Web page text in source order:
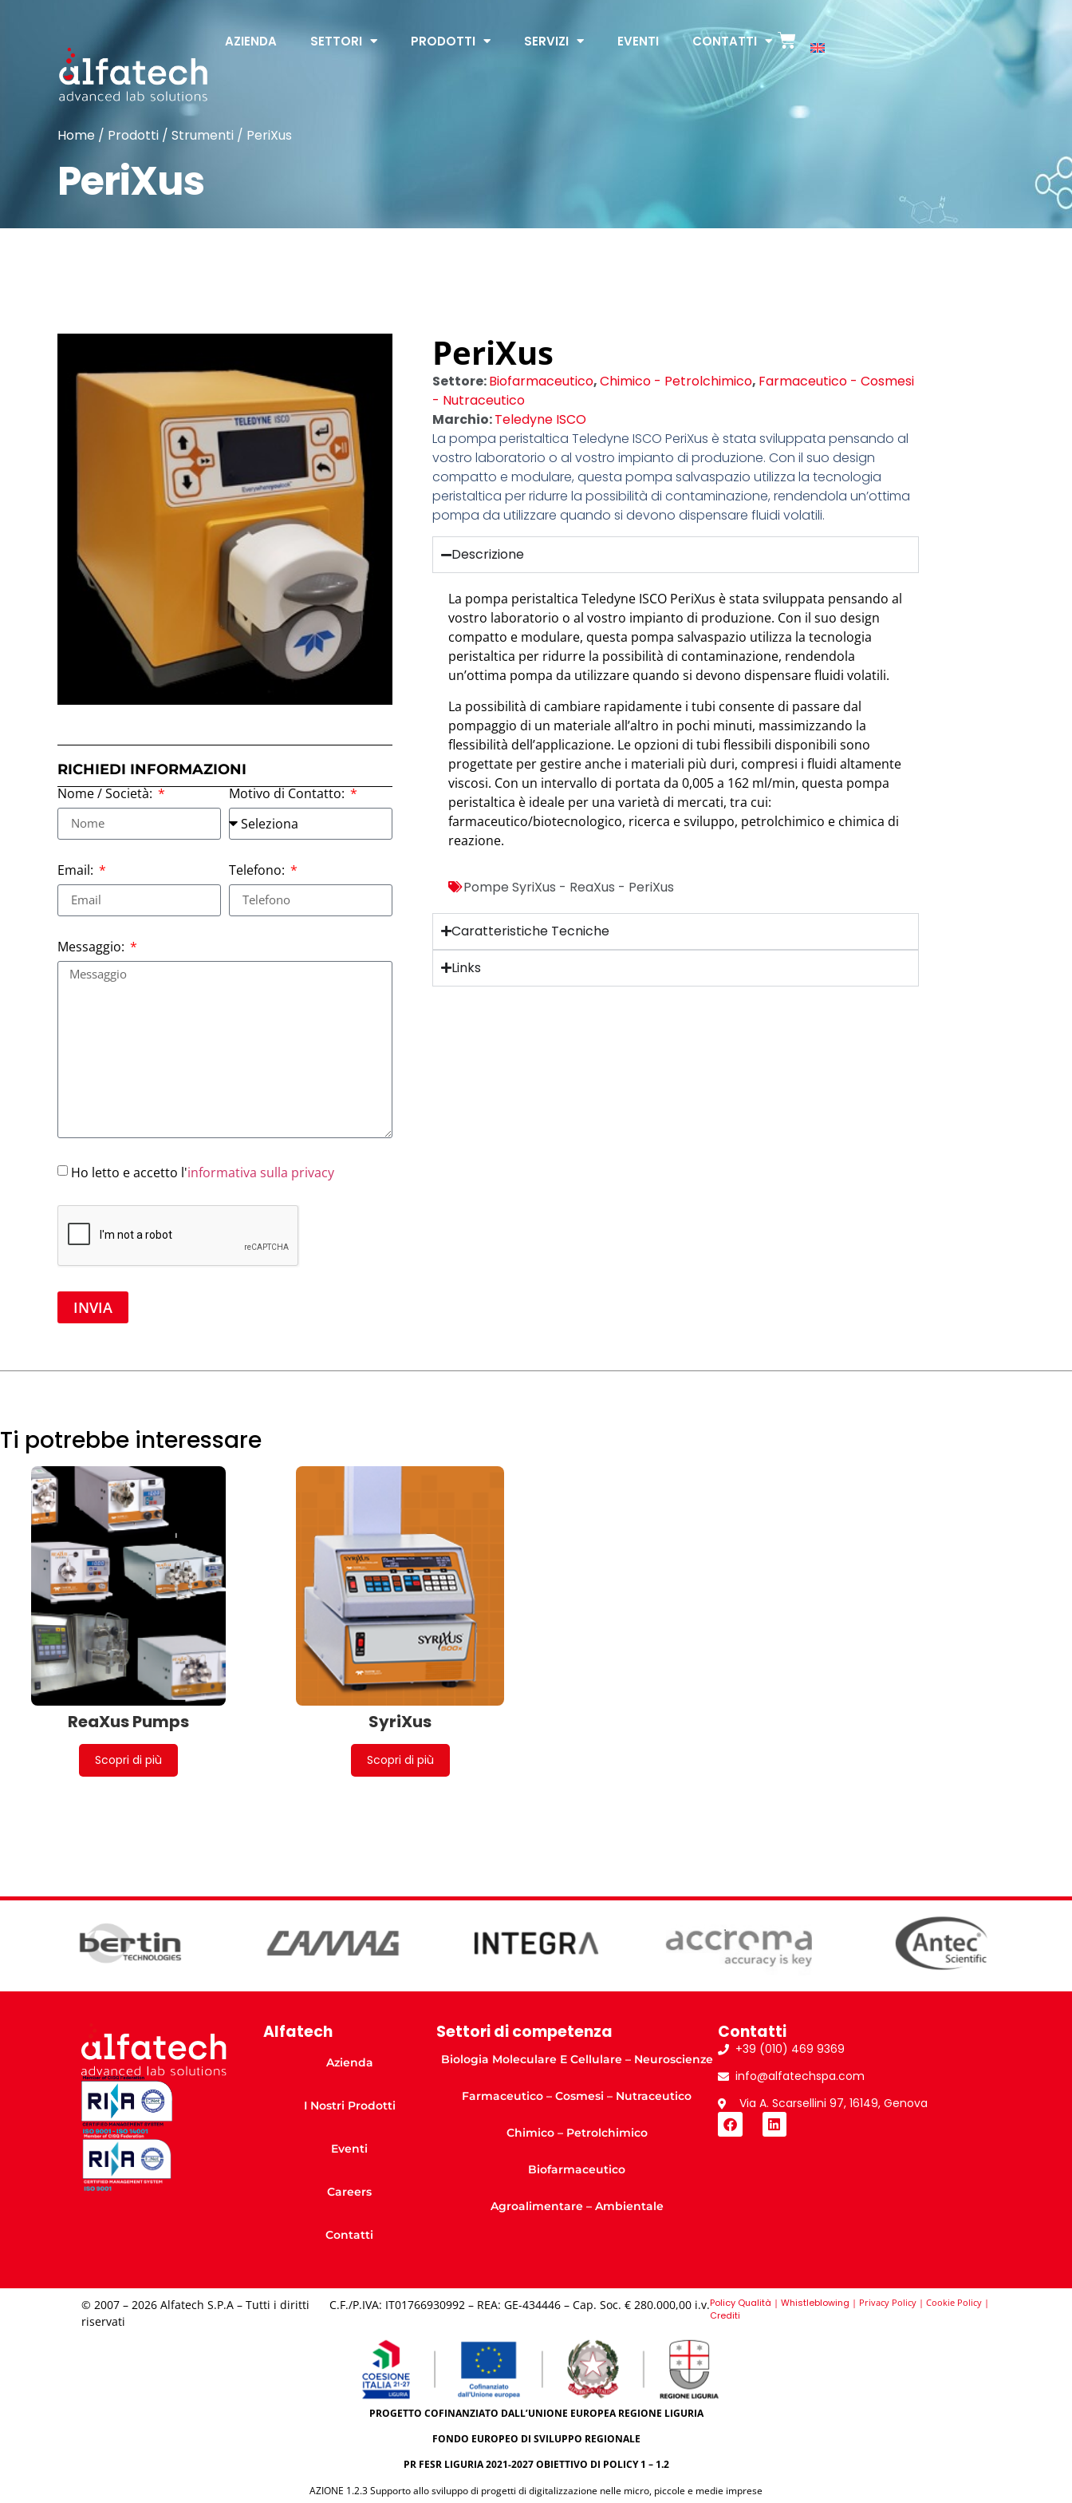
AZIENDA SETTORI PRODOTTI SERVIZI EVENTI CONTATTI
Home / Prodotti / Strumenti / PeriXus
PeriXus
RICHIEDI INFORMAZIONI
Nome / Società:
Motivo di Contatto:
Email: Telefono:
Messaggio:
Ho letto e accetto l'informativa sulla privacy
INVIA
PeriXus
Settore:Biofarmaceutico,Chimico - Petrolchimico, Farmaceutico - Cosmesi
- Nutraceutico
Marchio:Teledyne ISCO
La pompa peristaltica Teledyne ISCO PeriXus è stata sviluppata pensando al
vostro laboratorio o al vostro impianto di produzione. Con il suo design
compatto e modulare, questa pompa salvaspazio utilizza la tecnologia
peristaltica per ridurre la possibilità di contaminazione, rendendola un’ottima
pompa da utilizzare quando si devono dispensare fluidi volatili.
Descrizione
La pompa peristaltica Teledyne ISCO P​eriXus è stata sviluppata pensando al
vostro laboratorio o al vostro impianto di produzione. Con il suo design
compatto e modulare, questa pompa salvaspazio utilizza la tecnologia
peristaltica per ridurre la possibilità di contaminazione, rendendola
un’ottima pompa da utilizzare quando si devono dispensare fluidi volatili.
La possibilità di cambiare rapidamente i tubi consente di passare dal
pompaggio di un materiale all’altro in pochi minuti, massimizzando la
flessibilità dell’applicazione. Le opzioni di tubi flessibili disponibili sono
progettate per gestire anche i materiali più duri, compresi i fluidi altamente
viscosi. Con un intervallo di portata da 0,005 a 162 ml/min, questa pompa
peristaltica è ideale per una varietà di mercati, tra cui:
farmaceutico/biotecnologico, ricerca e sviluppo, petrolchimico e chimica di
reazione.
Pompe SyriXus - ReaXus - PeriXus
Caratteristiche Tecniche
Links
Ti potrebbe interessare
ReaXus Pumps
Scopri di più
SyriXus
Scopri di più
Alfatech
Azienda
I Nostri Prodotti
Eventi
Careers
Contatti
Settori di competenza
Biologia Moleculare E Cellulare – Neuroscienze
Farmaceutico – Cosmesi – Nutraceutico
Chimico – Petrolchimico
Biofarmaceutico
Agroalimentare – Ambientale
Contatti
+39 (010) 469 9369
info@alfatechspa.com
Via A. Scarsellini 97, 16149, Genova
© 2007 – 2026 Alfatech S.P.A – Tutti i diritti
riservati
C.F./P.IVA: IT01766930992 – REA: GE-434446 – Cap. Soc. € 280.000,00 i.v.​Policy Qualità | Whistleblowing | Privacy Policy| Cookie Policy|
Crediti
PROGETTO COFINANZIATO DALL’UNIONE EUROPEA REGIONE LIGURIA
FONDO EUROPEO DI SVILUPPO REGIONALE
PR FESR LIGURIA 2021-2027 OBIETTIVO DI POLICY 1 – 1.2
AZIONE 1.2.3 Supporto allo sviluppo di progetti di digitalizzazione nelle micro, piccole e medie imprese